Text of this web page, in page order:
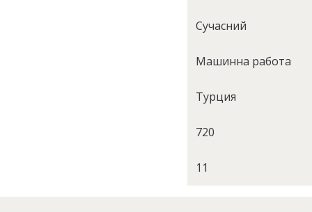
Сучасний
Машинна работа
Турция
720
11